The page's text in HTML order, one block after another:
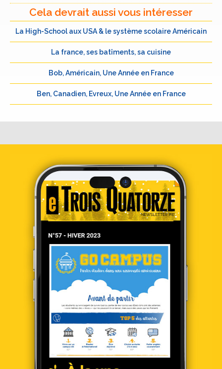
Cela devrait aussi vous intéresser
La High-School aux USA & le système scolaire Américain
La france, ses batîments, sa cuisine
Bob, Américain, Une Année en France
Ben, Canadien, Evreux, Une Année en France